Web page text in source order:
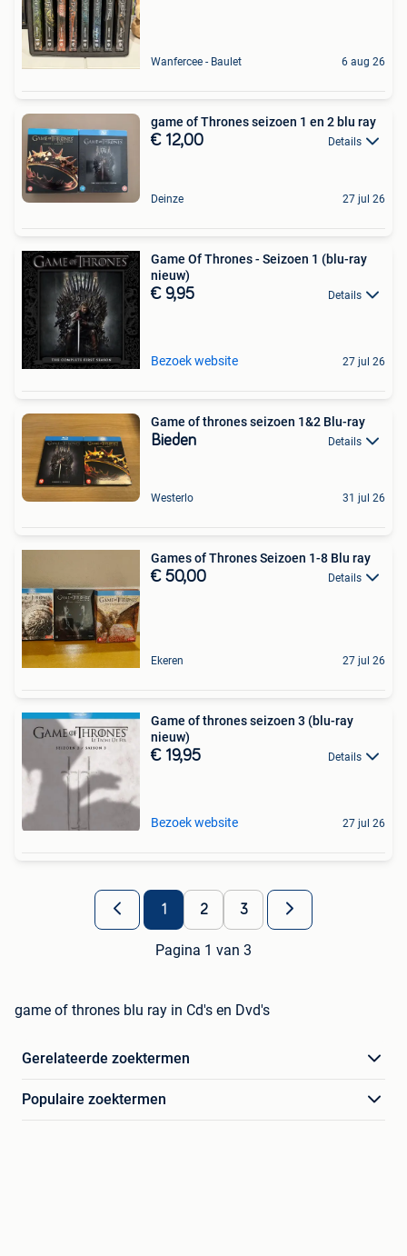
Wanfercee - Baulet 6 aug 26
game of Thrones seizoen 1 en 2 blu ray
€ 12,00 Details
Deinze 27 jul 26
Game Of Thrones - Seizoen 1 (blu-ray
nieuw)
€ 9,95 Details
Bezoek website 27 jul 26
Game of thrones seizoen 1&2 Blu-ray
Bieden Details
Westerlo 31 jul 26
Games of Thrones Seizoen 1-8 Blu ray
€ 50,00 Details
Ekeren 27 jul 26
Game of thrones seizoen 3 (blu-ray
nieuw)
€ 19,95 Details
Bezoek website 27 jul 26
1 2 3
Pagina 1 van 3
game of thrones blu ray in Cd's en Dvd's
Gerelateerde zoektermen
Populaire zoektermen